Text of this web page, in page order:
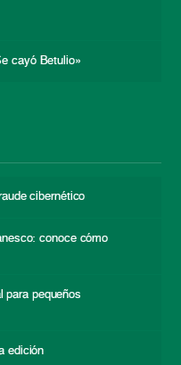
cayó Betulio»
cibernético
conoce cómo
para pequeños
edición